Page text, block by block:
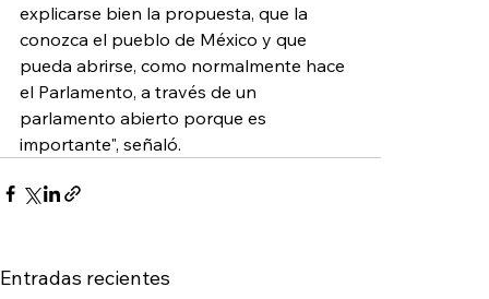
explicarse bien la propuesta, que la
conozca el pueblo de México y que
pueda abrirse, como normalmente hace
el Parlamento, a través de un
parlamento abierto porque es
importante", señaló.
Entradas recientes